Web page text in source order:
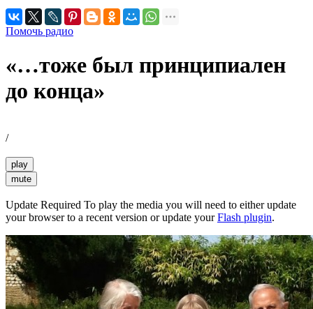
Помочь радио
«…тоже был принципиален
до конца»
/
play
mute
Update Required To play the media you will need to either update
your browser to a recent version or update yourFlash plugin.